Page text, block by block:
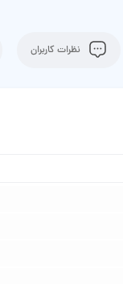
نظرات کاربران